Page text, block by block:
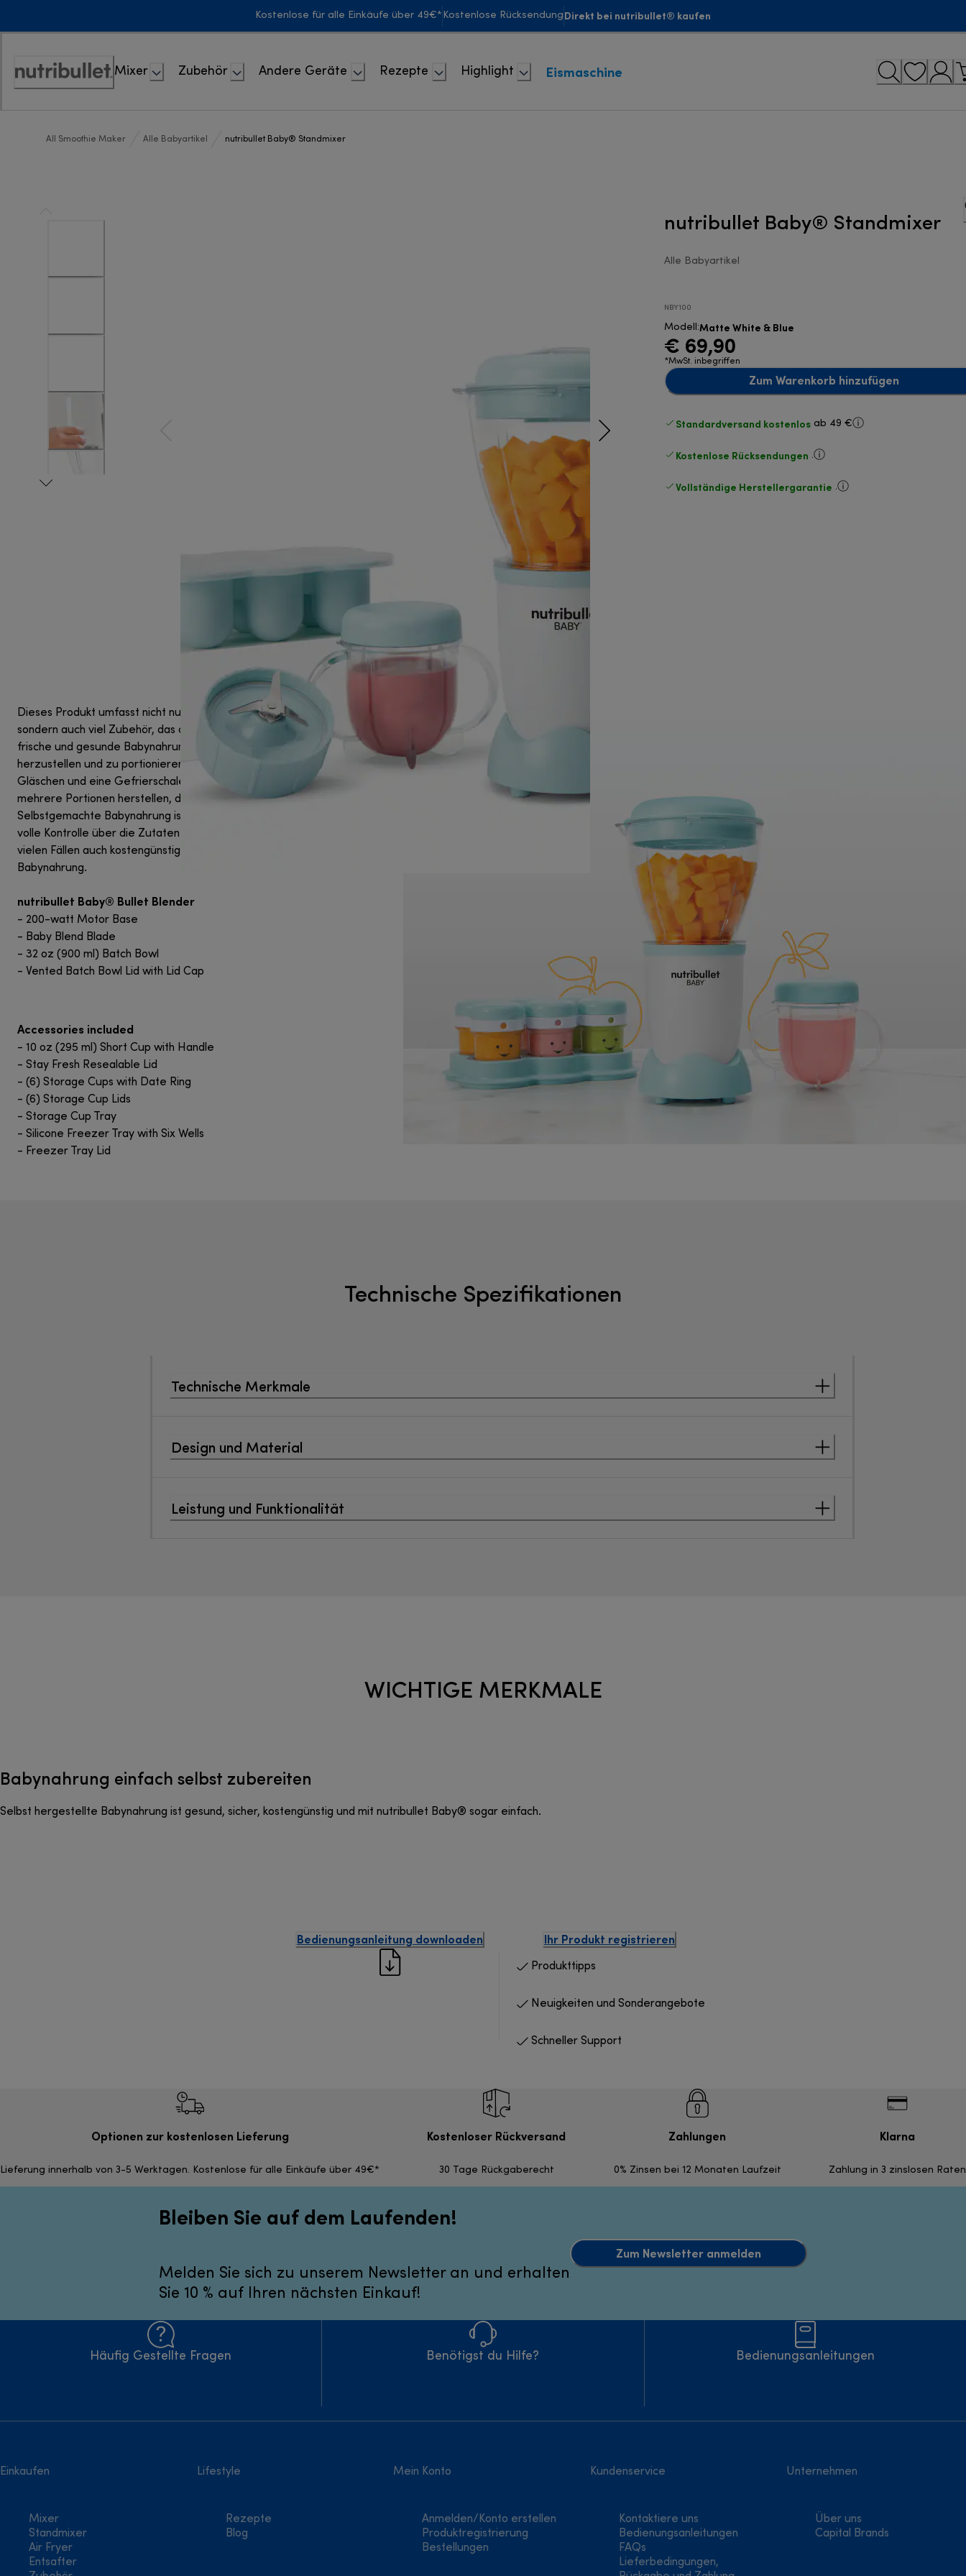
Kostenlose für alle Einkäufe über 49€* Kostenlose Rücksendung Direkt bei nutribullet® kaufen
Erklärung
Mixer Zubehör Andere Geräte Rezepte Highlight Eismaschine
All Smoothie Maker Alle Babyartikel nutribullet Baby® Standmixer
nutribullet Baby® Standmixer
Alle Babyartikel
NBY100
Modell :Matte White & Blue
€ 69,90
*MwSt. inbegriffen
Zum Warenkorb hinzufügen
Standardversand kostenlos ab 49 €
Kostenlose Rücksendungen .
Vollständige Herstellergarantie .
Dieses Produkt umfasst nicht nur einen Standmixer,
sondern auch viel Zubehör, das dir dabei helfen wird,
frische und gesunde Babynahrung ganz einfach selbst
herzustellen und zu portionieren. Geleifert werden z.B.
Gläschen und eine Gefrierschale. So kannst du gleich
mehrere Portionen herstellen, das spart Zeit.
Selbstgemachte Babynahrung ist nicht toll, weil du die
volle Kontrolle über die Zutaten hast, sondern sie ist in
vielen Fällen auch kostengünstiger als konventionelle
Babynahrung.
nutribullet Baby® Bullet Blender
- 200-watt Motor Base
- Baby Blend Blade
- 32 oz (900 ml) Batch Bowl
- Vented Batch Bowl Lid with Lid Cap
Accessories included
- 10 oz (295 ml) Short Cup with Handle
- Stay Fresh Resealable Lid
- (6) Storage Cups with Date Ring
- (6) Storage Cup Lids
- Storage Cup Tray
- Silicone Freezer Tray with Six Wells
- Freezer Tray Lid
Technische Spezifikationen
Technische Merkmale
Design und Material
Leistung und Funktionalität
WICHTIGE MERKMALE
Babynahrung einfach selbst zubereiten
Selbst hergestellte Babynahrung ist gesund, sicher, kostengünstig und mit nutribullet Baby® sogar einfach.
Bedienungsanleitung downloaden Ihr Produkt registrieren
Produkttipps
Neuigkeiten und Sonderangebote
Schneller Support
Optionen zur kostenlosen Lieferung
Lieferung innerhalb von 3-5 Werktagen. Kostenlose für alle Einkäufe über 49€*
Kostenloser Rückversand
30 Tage Rückgaberecht
Zahlungen
0% Zinsen bei 12 Monaten Laufzeit
Klarna
Zahlung in 3 zinslosen Raten
Bleiben Sie auf dem Laufenden!
Melden Sie sich zu unserem Newsletter an und erhalten
Sie 10 % auf Ihren nächsten Einkauf!
Zum Newsletter anmelden
Häufig Gestellte Fragen Benötigst du Hilfe? Bedienungsanleitungen
Einkaufen
Mixer
Standmixer
Air Fryer
Entsafter
Lifestyle
Rezepte
Blog
Mein Konto
Anmelden/Konto erstellen
Produktregistrierung
Bestellungen
Kundenservice
Kontaktiere uns
Bedienungsanleitungen
FAQs
Lieferbedingungen,
Unternehmen
Über uns
Capital Brands